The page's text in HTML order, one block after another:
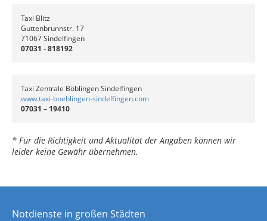
Taxi Blitz
Guttenbrunnstr. 17
71067 Sindelfingen
07031 - 818192
Taxi Zentrale Böblingen Sindelfingen
www.taxi-boeblingen-sindelfingen.com
07031 – 19410
* Für die Richtigkeit und Aktualität der Angaben können wir
leider keine Gewähr übernehmen.
Notdienste in großen Städten